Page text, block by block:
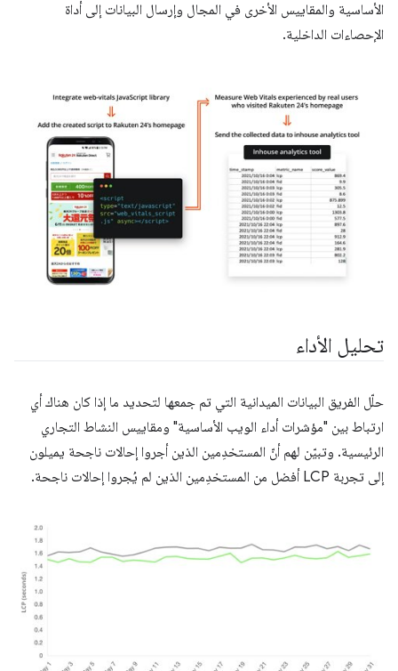
الأساسية والمقاييس الأخرى في المجال وإرسال البيانات إلى أداة
الإحصاءات الداخلية.
تحليل الأداء
حلّل الفريق البيانات الميدانية التي تم جمعها لتحديد ما إذا كان هناك أي
ارتباط بين "مؤشرات أداء الويب الأساسية" ومقاييس النشاط التجاري
الرئيسية. وتبيّن لهم أنّ المستخدِمين الذين أجروا إحالات ناجحة يميلون
إلى تجربة LCP أفضل من المستخدِمين الذين لم يُجروا إحالات ناجحة.